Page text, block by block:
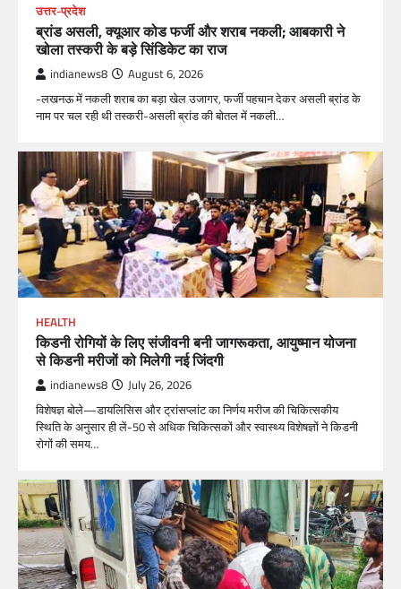
उत्तर-प्रदेश
ब्रांड असली, क्यूआर कोड फर्जी और शराब नकली; आबकारी ने
खोला तस्करी के बड़े सिंडिकेट का राज
indianews8 August 6, 2026
-लखनऊ में नकली शराब का बड़ा खेल उजागर, फर्जी पहचान देकर असली ब्रांड के
नाम पर चल रही थी तस्करी-असली ब्रांड की बोतल में नकली…
HEALTH
किडनी रोगियों के लिए संजीवनी बनी जागरूकता, आयुष्मान योजना
से किडनी मरीजों को मिलेगी नई जिंदगी
indianews8 July 26, 2026
विशेषज्ञ बोले—डायलिसिस और ट्रांसप्लांट का निर्णय मरीज की चिकित्सकीय
स्थिति के अनुसार ही लें-50 से अधिक चिकित्सकों और स्वास्थ्य विशेषज्ञों ने किडनी
रोगों की समय…